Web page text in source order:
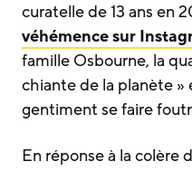
curatelle de 13 ans en
véhémence sur
famille Osbourne, la
chiante de la planète »
gentiment se faire
En réponse à la colère